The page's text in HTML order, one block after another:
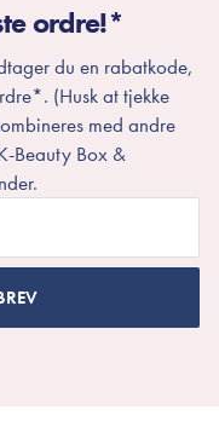
ordre!*
du en rabatkode,
(Husk at tjekke
med andre
Beauty Box &